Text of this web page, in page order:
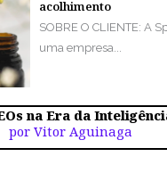
acolhimento
SOBRE O CLIENTE: A
uma empresa...
na Era da
por Vitor Aguinaga